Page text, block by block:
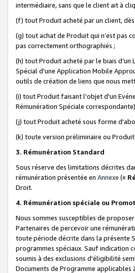
intermédiaire, sans que le client ait à
(f) tout Produit acheté par un client,
(g) tout achat de Produit qui n’est pas
pas correctement orthographiés ;
(h) tout Produit acheté par le biais d’un
Spécial d'une Application Mobile
outils de création de liens que nous
(i) tout Produit faisant l'objet d'un
Rémunération Spéciale
(j) tout Produit acheté sous forme
(k) toute version préliminaire ou
3. Rémunération Standard
Sous réserve des limitations décrites
rémunération présentée en Annexe («
Droit.
4. Rémunération spéciale ou
Nous sommes susceptibles de
Partenaires de percevoir une
toute période décrite dans la présente
programmes spéciaux. Sauf indication
soumis à des exclusions d'éligibilité
Documents de Programme applicables